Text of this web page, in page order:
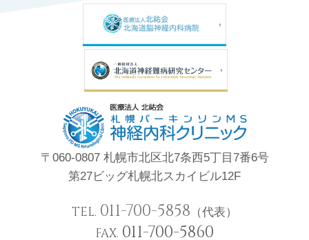
〒060-0807 札幌市北区北7条西5丁目7番6号
第27ビッグ札幌北スカイビル12F
TEL. 011-700-5858 （代表）
FAX. 011-700-5860